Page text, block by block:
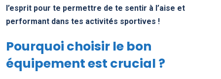
l’esprit pour te permettre de te sentir à l’aise et
performant dans tes activités sportives !
Pourquoi choisir le bon
équipement est crucial ?